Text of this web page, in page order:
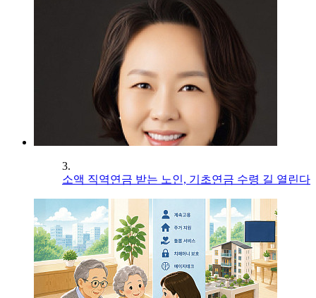
3.
소액 직역연금 받는 노인, 기초연금 수령 길 열린다